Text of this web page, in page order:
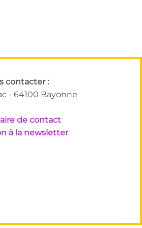
contacter :
- 64100 Bayonne
de contact
à la newsletter